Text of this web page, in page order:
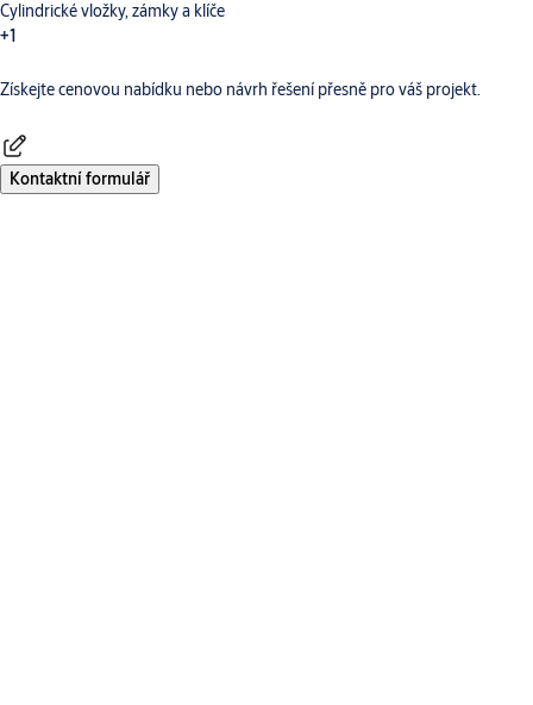
Cylindrické vložky, zámky a klíče
+1
Dveřní vybavení
Získejte cenovou nabídku nebo návrh řešení přesně pro váš projekt.
Kontaktní formulář